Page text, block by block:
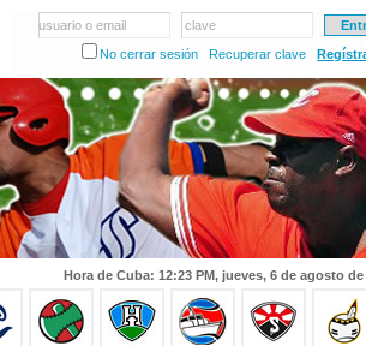
usuario o email
clave
No cerrar sesión
Recuperar clave
Hora de Cuba: 12:23 PM, jueves, 6 de agosto de